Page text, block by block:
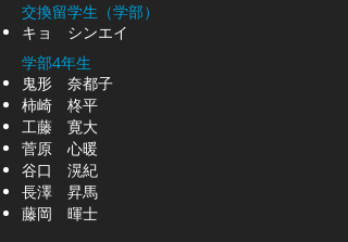
交換留学生（学部）
キョ シンエイ
学部4年生
鬼形 奈都子
柿崎 柊平
工藤 寛大
菅原 心暖
谷口 滉紀
長澤 昇馬
藤岡 暉士